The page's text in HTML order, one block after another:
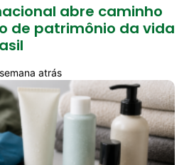
abre caminho
de patrimônio da vida
atrás